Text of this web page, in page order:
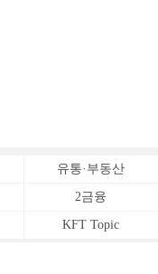
유통·부동산
2금융
KFT Topic